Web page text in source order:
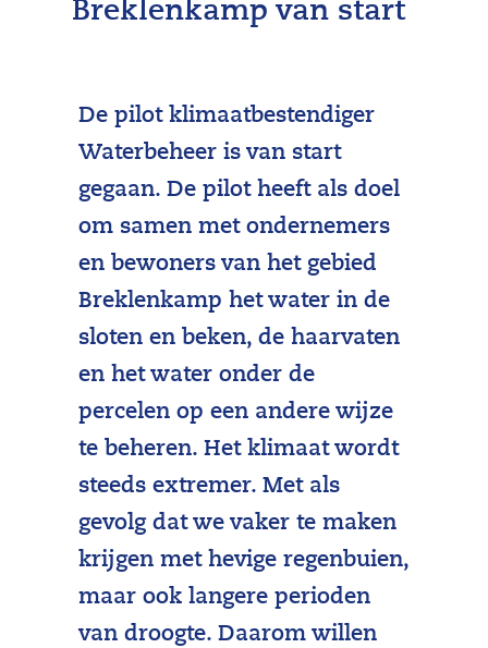
Breklenkamp van start
De pilot klimaatbestendiger
Waterbeheer is van start
gegaan. De pilot heeft als doel
om samen met ondernemers
en bewoners van het gebied
Breklenkamp het water in de
sloten en beken, de haarvaten
en het water onder de
percelen op een andere wijze
te beheren. Het klimaat wordt
steeds extremer. Met als
gevolg dat we vaker te maken
krijgen met hevige regenbuien,
maar ook langere perioden
van droogte. Daarom willen